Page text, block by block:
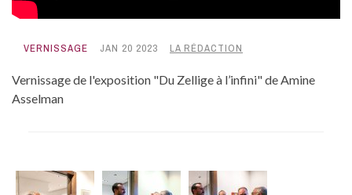
VERNISSAGE JAN 20 2023 LA RÉDACTION
Vernissage de l'exposition "Du Zellige à l’infini" de Amine
Asselman